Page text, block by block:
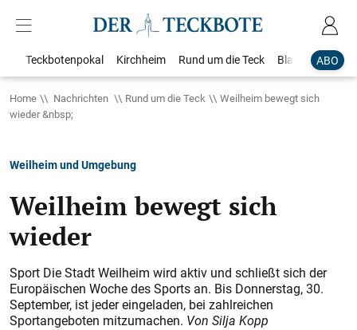
ABO
Teckbotenpokal Kirchheim Rund um die Teck Blaulicht
Home Nachrichten Rund um die Teck
Weilheim bewegt sich
wieder &nbsp;
Weilheim und Umgebung
Weilheim bewegt sich
wieder
Sport Die Stadt Weilheim wird aktiv und schließt sich der
Europäischen Woche des Sports an. Bis Donnerstag, 30.
September, ist jeder eingeladen, bei zahlreichen
Sportangeboten mitzumachen. Von Silja Kopp